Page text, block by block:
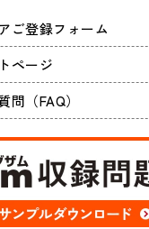
ご登録フォーム
ページ
問（FAQ）